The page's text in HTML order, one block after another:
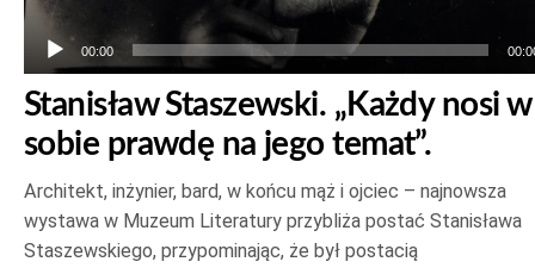
00:00
Stanisław Staszewski. „Każdy nosi w
sobie prawdę na jego temat”.
Architekt, inżynier, bard, w końcu mąż i ojciec – najnowsza
wystawa w Muzeum Literatury przybliża postać Stanisława
Staszewskiego, przypominając, że był postacią